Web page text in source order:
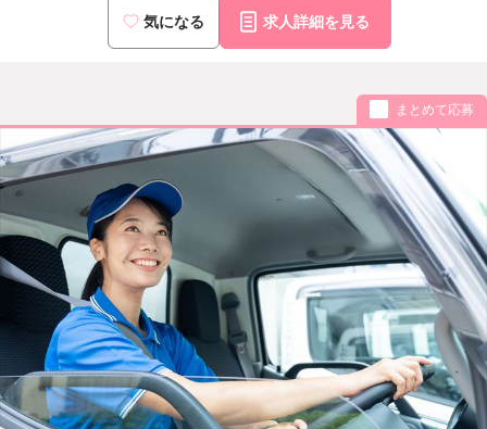
気になる 求人詳細を見る
まとめて応募